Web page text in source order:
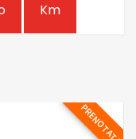
Km
PRENOTATA